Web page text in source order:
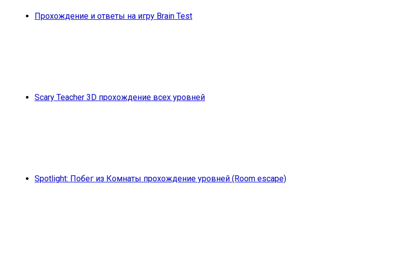
Прохождение и ответы на игру Brain Test
Scary Teacher 3D прохождение всех уровней
Spotlight: Побег из Комнаты прохождение уровней (Room escape)